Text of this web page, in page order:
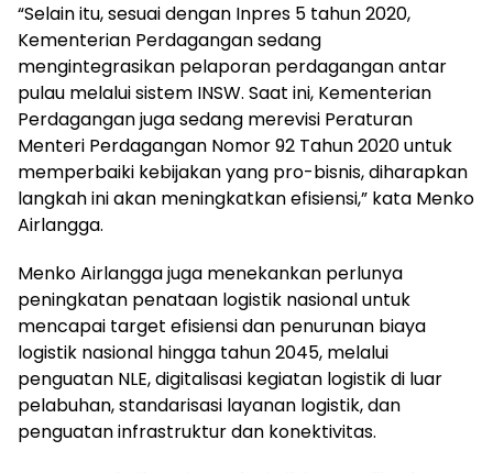
“Selain itu, sesuai dengan Inpres 5 tahun 2020,
Kementerian Perdagangan sedang
mengintegrasikan pelaporan perdagangan antar
pulau melalui sistem INSW. Saat ini, Kementerian
Perdagangan juga sedang merevisi Peraturan
Menteri Perdagangan Nomor 92 Tahun 2020 untuk
memperbaiki kebijakan yang pro-bisnis, diharapkan
langkah ini akan meningkatkan efisiensi,” kata Menko
Airlangga.
Menko Airlangga juga menekankan perlunya
peningkatan penataan logistik nasional untuk
mencapai target efisiensi dan penurunan biaya
logistik nasional hingga tahun 2045, melalui
penguatan NLE, digitalisasi kegiatan logistik di luar
pelabuhan, standarisasi layanan logistik, dan
penguatan infrastruktur dan konektivitas.